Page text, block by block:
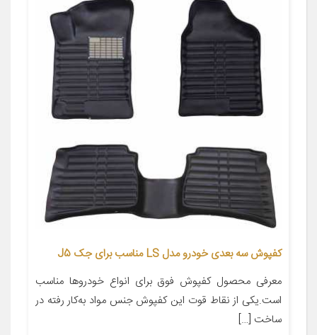
کفپوش سه بعدی خودرو مدل LS مناسب برای جک J5
معرفی محصول کفپوش فوق برای انواع خودروها مناسب
است.یکی از نقاط قوت این کفپوش جنس مواد به‌کار رفته در
ساخت […]